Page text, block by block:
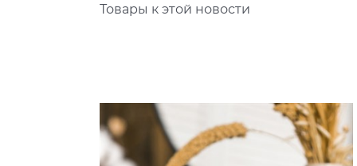
Товары к этой новости